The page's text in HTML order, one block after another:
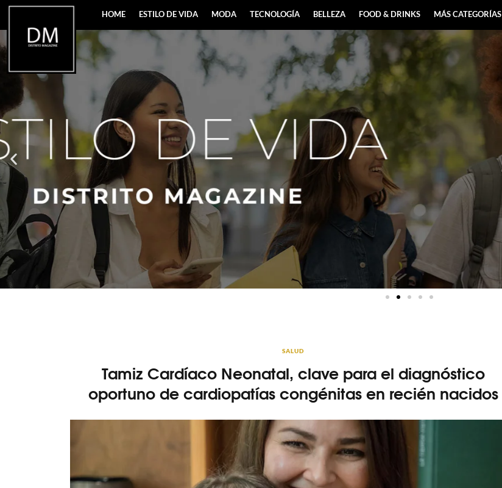
HOME ESTILO DE VIDA MODA TECNOLOGÍA BELLEZA FOOD & DRINKS MÁS CATEGORÍAS
SALUD
Tamiz Cardíaco Neonatal, clave para el diagnóstico
oportuno de cardiopatías congénitas en recién nacidos